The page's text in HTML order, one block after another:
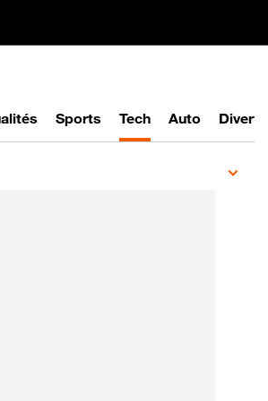
listing de vidéos de la catégorie
Sports Tech Auto